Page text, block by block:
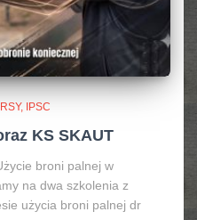
IPSC
KS SKAUT
broni palnej w
na dwa szkolenia z
użycia broni palnej dr